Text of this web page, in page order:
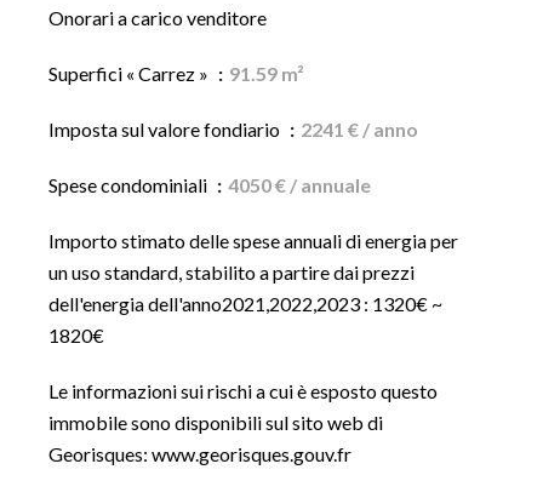
Onorari a carico venditore
Superfici « Carrez » 91.59 m²
Imposta sul valore fondiario 2241 € / anno
Spese condominiali 4050 € / annuale
Importo stimato delle spese annuali di energia per
un uso standard, stabilito a partire dai prezzi
dell'energia dell'anno2021,2022,2023 : 1320€ ~
1820€
Le informazioni sui rischi a cui è esposto questo
immobile sono disponibili sul sito web di
Georisques: www.georisques.gouv.fr